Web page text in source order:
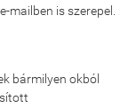
mailben is szerepel.
bármilyen okból